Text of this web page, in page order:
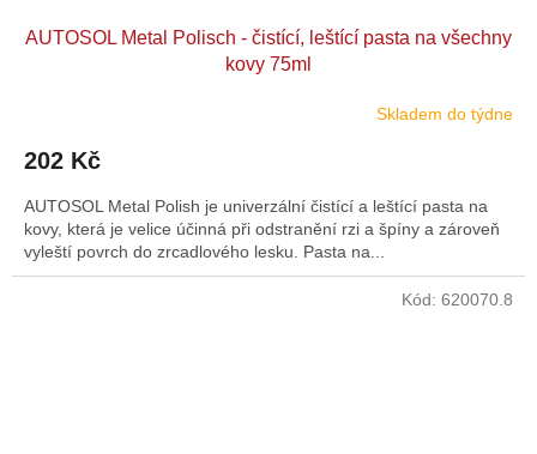
AUTOSOL Metal Polisch - čistící, leštící pasta na všechny
kovy 75ml
Skladem do týdne
202 Kč
AUTOSOL Metal Polish je univerzální čistící a leštící pasta na
kovy, která je velice účinná při odstranění rzi a špíny a zároveň
vyleští povrch do zrcadlového lesku. Pasta na...
Kód: 620070.8